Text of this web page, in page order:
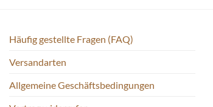
Häufig gestellte Fragen (FAQ)
Versandarten
Allgemeine Geschäftsbedingungen